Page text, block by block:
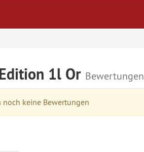
1l Or Bewertungen
keine Bewertungen